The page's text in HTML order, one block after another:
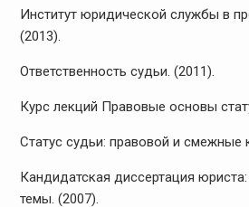
Институт юридической службы в
(2013).
Ответственность судьи. (2011).
Курс лекций Правовые основы
Статус судьи: правовой и смежные
Кандидатская диссертация
темы. (2007).